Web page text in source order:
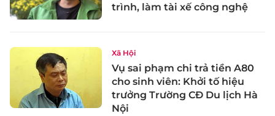
trình, làm tài xế công nghệ
Xã Hội
Vụ sai phạm chi trả tiền A80
cho sinh viên: Khởi tố hiệu
trưởng Trường CĐ Du lịch Hà
Nội